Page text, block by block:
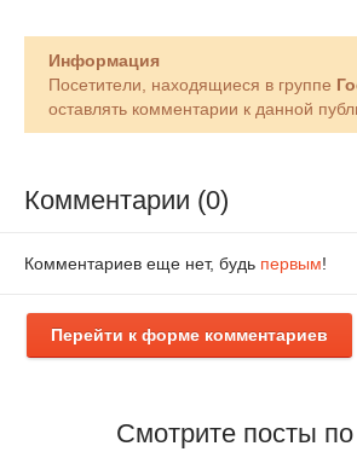
Информация
Посетители, находящиеся в группе
оставлять комментарии к данной
Комментарии (0)
Комментариев еще нет, будь первым!
Перейти к форме комментариев
Смотрите посты